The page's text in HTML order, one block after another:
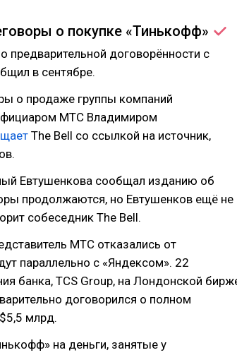
о покупке «Тинькофф»
предварительной договорённости с
в сентябре.
о продаже группы компаний
МТС Владимиром
The Bell со ссылкой на источник,
Евтушенкова сообщал изданию об
продолжаются, но Евтушенков ещё не
собеседник The Bell.
МТС отказались от
параллельно с «Яндексом». 22
банка, TCS Group, на Лондонской
договорился о полном
млрд.
на деньги, занятые у